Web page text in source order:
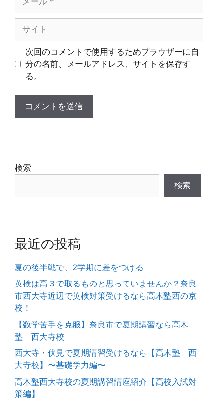
ル
次回のコメントで使用するためブラウザーに自
分の名前、メールアドレス、サイトを保存す
る。
検索
検索
最近の投稿
夏の後半戦で、2学期に差をつける
英検は高３で取るものと思っていませんか？奈良
市西大寺近辺で英検対策受けるなら高木塾西の京
校！
【数学苦手を克服】奈良市で夏期講習なら高木
塾 西大寺校
西大寺・伏見で夏期講習受けるなら【高木塾 西
大寺校】〜基礎学力編〜
高木塾西大寺校の夏期講習講座紹介【高校入試対
策編】